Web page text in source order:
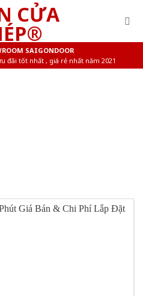
SAIGONDOOR
đãi tốt nhất , giá rẻ nhất năm 2021